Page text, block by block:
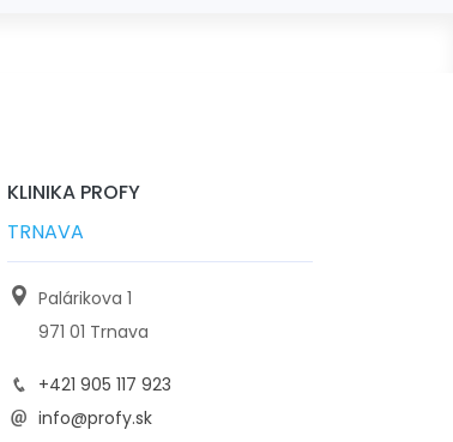
KLINIKA PROFY
TRNAVA
Palárikova 1
971 01 Trnava
+421 905 117 923
info@profy.sk